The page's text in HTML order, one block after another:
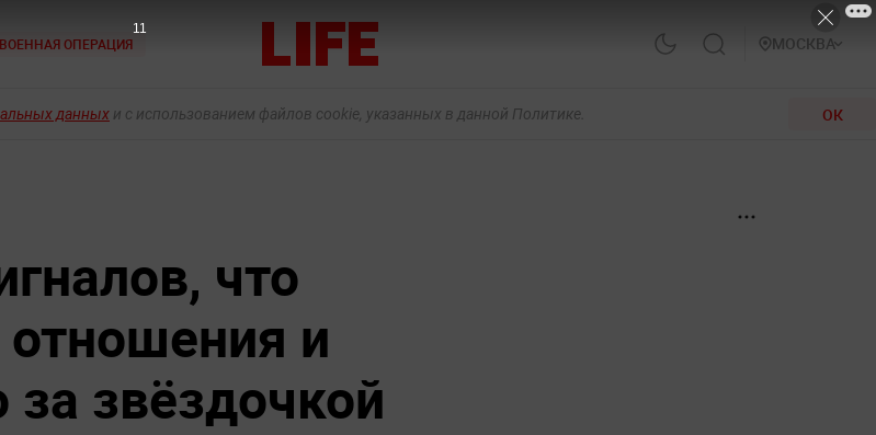
ОПЕРАЦИЯ МОСКВА
данных и с использованием файлов cookie, указанных в данной Политике. ОК
что
отношения и
за звёздочкой
10